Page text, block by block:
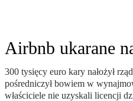
Airbnb ukarane
300 tysięcy euro kary nałożył
pośredniczył bowiem w
właściciele nie uzyskali licencji